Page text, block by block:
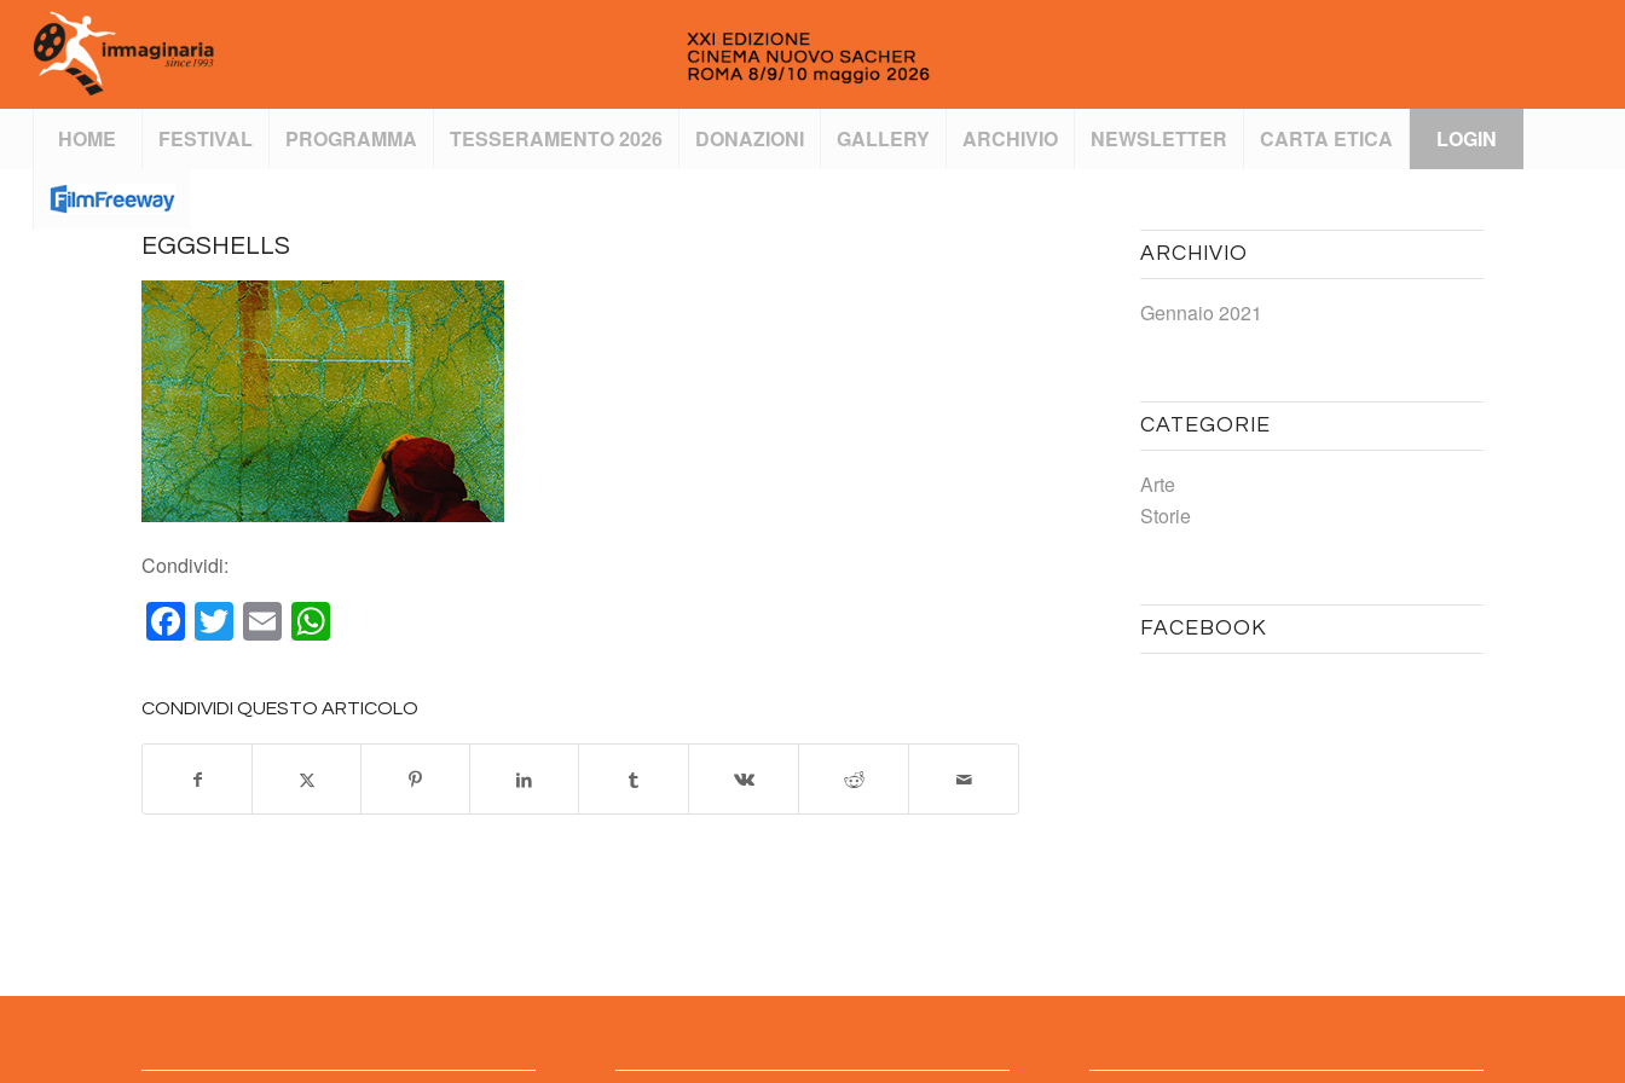
HOME FESTIVAL PROGRAMMA TESSERAMENTO 2026 DONAZIONI GALLERY ARCHIVIO NEWSLETTER CARTA ETICA LOGIN
EGGSHELLS
Condividi:
Facebook
Twitter
Email
CONDIVIDI QUESTO ARTICOLO
ARCHIVIO
Gennaio 2021
CATEGORIE
Arte
Storie
FACEBOOK